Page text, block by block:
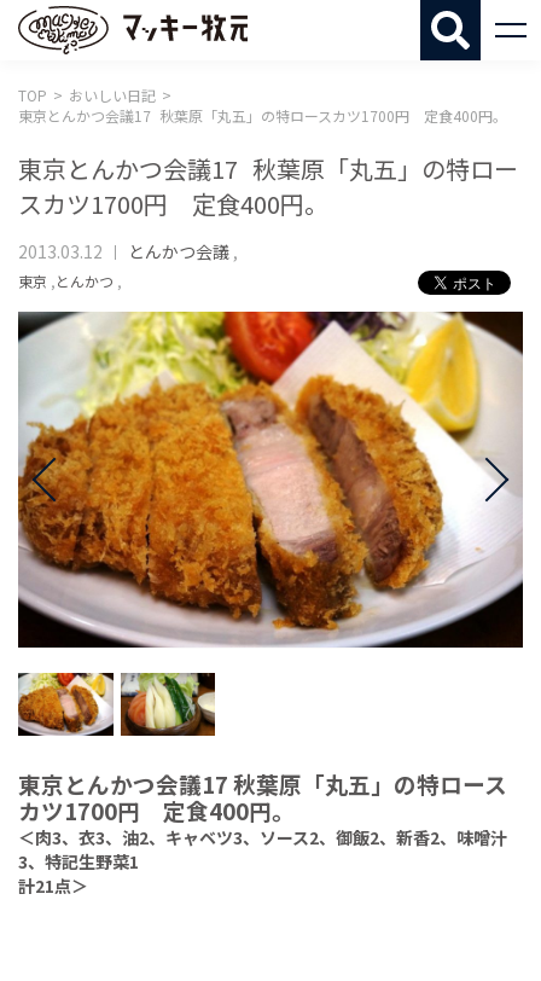
TOP
おいしい日記
東京とんかつ会議17 秋葉原「丸五」の特ロースカツ1700円 定食400円。
東京とんかつ会議17 秋葉原「丸五」の特ロー
スカツ1700円 定食400円。
2013.03.12 とんかつ会議 ,
東京 ,とんかつ ,
東京とんかつ会議17 秋葉原「丸五」の特ロース
カツ1700円 定食400円。
＜肉3、衣3、油2、キャベツ3、ソース2、御飯2、新香2、味噌汁
3、特記生野菜1
計21点＞